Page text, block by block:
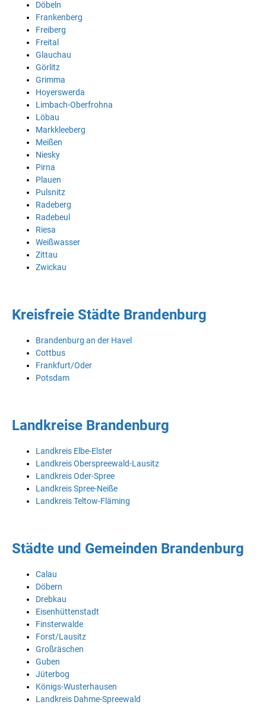
Döbeln
Frankenberg
Freiberg
Freital
Glauchau
Görlitz
Grimma
Hoyerswerda
Limbach-Oberfrohna
Löbau
Markkleeberg
Meißen
Niesky
Pirna
Plauen
Pulsnitz
Radeberg
Radebeul
Riesa
Weißwasser
Zittau
Zwickau
Kreisfreie Städte Brandenburg
Brandenburg an der Havel
Cottbus
Frankfurt/Oder
Potsdam
Landkreise Brandenburg
Landkreis Elbe-Elster
Landkreis Oberspreewald-Lausitz
Landkreis Oder-Spree
Landkreis Spree-Neiße
Landkreis Teltow-Fläming
Städte und Gemeinden Brandenburg
Calau
Döbern
Drebkau
Eisenhüttenstadt
Finsterwalde
Forst/Lausitz
Großräschen
Guben
Jüterbog
Königs-Wusterhausen
Landkreis Dahme-Spreewald